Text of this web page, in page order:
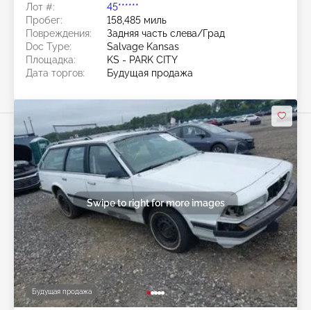
Лот #:
45******
Пробег:
158,485 миль
Повреждения:
Задняя часть слева/Град
Doc Type:
Salvage Kansas
Площадка:
KS - PARK CITY
Дата торгов:
Будущая продажа
Будущая продажа
Swipe to right for more images